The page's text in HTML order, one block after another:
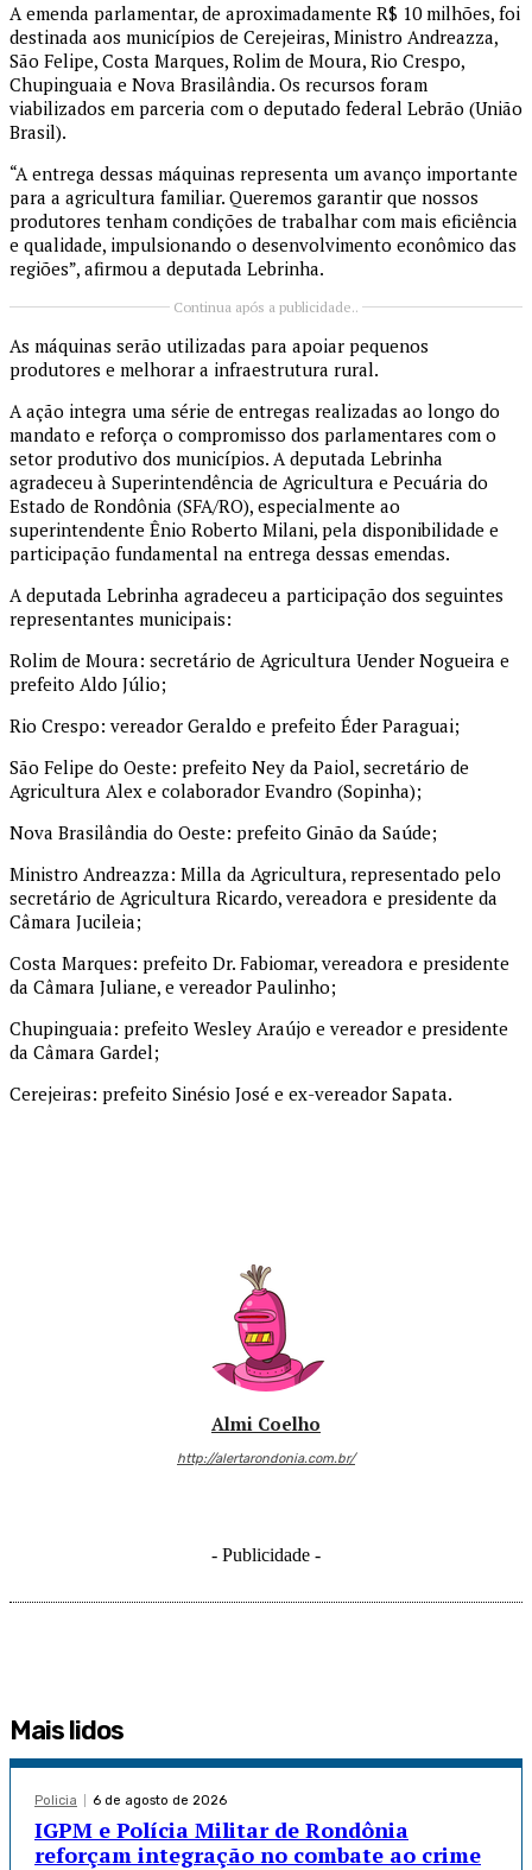
A emenda parlamentar, de aproximadamente R$ 10 milhões, foi
destinada aos municípios de Cerejeiras, Ministro Andreazza,
São Felipe, Costa Marques, Rolim de Moura, Rio Crespo,
Chupinguaia e Nova Brasilândia. Os recursos foram
viabilizados em parceria com o deputado federal Lebrão (União
Brasil).
“A entrega dessas máquinas representa um avanço importante
para a agricultura familiar. Queremos garantir que nossos
produtores tenham condições de trabalhar com mais eficiência
e qualidade, impulsionando o desenvolvimento econômico das
regiões”, afirmou a deputada Lebrinha.
Continua após a publicidade..
As máquinas serão utilizadas para apoiar pequenos
produtores e melhorar a infraestrutura rural.
A ação integra uma série de entregas realizadas ao longo do
mandato e reforça o compromisso dos parlamentares com o
setor produtivo dos municípios. A deputada Lebrinha
agradeceu à Superintendência de Agricultura e Pecuária do
Estado de Rondônia (SFA/RO), especialmente ao
superintendente Ênio Roberto Milani, pela disponibilidade e
participação fundamental na entrega dessas emendas.
A deputada Lebrinha agradeceu a participação dos seguintes
representantes municipais:
Rolim de Moura: secretário de Agricultura Uender Nogueira e
prefeito Aldo Júlio;
Rio Crespo: vereador Geraldo e prefeito Éder Paraguai;
São Felipe do Oeste: prefeito Ney da Paiol, secretário de
Agricultura Alex e colaborador Evandro (Sopinha);
Nova Brasilândia do Oeste: prefeito Ginão da Saúde;
Ministro Andreazza: Milla da Agricultura, representado pelo
secretário de Agricultura Ricardo, vereadora e presidente da
Câmara Jucileia;
Costa Marques: prefeito Dr. Fabiomar, vereadora e presidente
da Câmara Juliane, e vereador Paulinho;
Chupinguaia: prefeito Wesley Araújo e vereador e presidente
da Câmara Gardel;
Cerejeiras: prefeito Sinésio José e ex-vereador Sapata.
Almi Coelho
http://alertarondonia.com.br/
- Publicidade -
Mais lidos
Policia 6 de agosto de 2026
IGPM e Polícia Militar de Rondônia
reforçam integração no combate ao crime